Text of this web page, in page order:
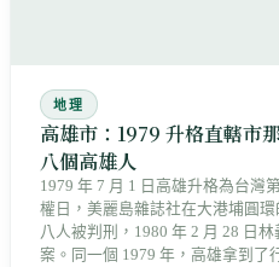
地理
高雄市：1979 升格直轄市
八個高雄人
1979 年 7 月 1 日高雄升格為台灣
權日，美麗島雜誌社在大港埔圓
八人被判刑，1980 年 2 月 28 日
案。同一個 1979 年，高雄拿到了